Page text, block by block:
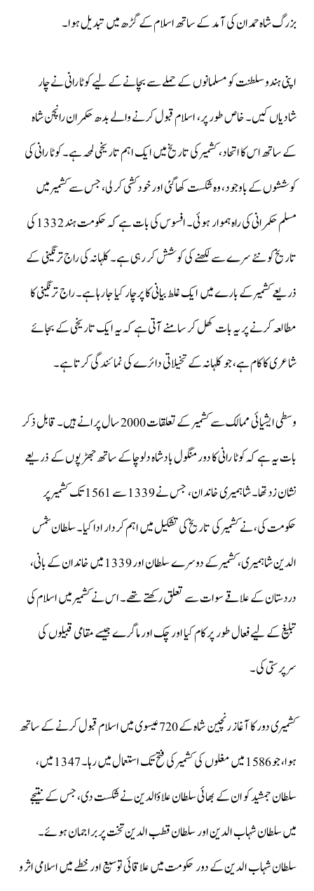
بزرگ شاہ حمدان کی آمد کے ساتھ اسلام کے گڑھ میں تبدیل ہوا۔
اپنی ہندو سلطنت کو مسلمانوں کے حملے سے بچانے کے لیے کوٹا رانی نے چار
شادیاں کیں۔ خاص طور پر، اسلام قبول کرنے والے بدھ حکمران رانچن شاہ
کے ساتھ اس کا اتحاد، کشمیر کی تاریخ میں ایک اہم تاریخی لمحہ ہے۔ کوٹا رانی کی
کوششوں کے باوجود، وہ شکست کھا گئی اور خودکشی کر لی، جس سے کشمیر میں
مسلم حکمرانی کی راہ ہموار ہوئی۔ افسوس کی بات ہے کہ حکومت ہند 1332 کی
تاریخ کو نئے سرے سے لکھنے کی کوشش کر رہی ہے۔ کلہانہ کی راج ترنگینی کے
ذریعے کشمیر کے بارے میں ایک غلط بیانی کا پرچار کیا جا رہا ہے۔ راج ترنگینی کا
مطالعہ کرنے پر یہ بات کھل کر سامنے آتی ہے کہ یہ ایک تاریخی کے بجائے
شاعری کا کام ہے، جو کلہانہ کے تخیلاتی دائرے کی نمائندگی کرتا ہے۔
وسطی ایشیائی ممالک سے کشمیر کے تعلقات 2000 سال پرانے ہیں۔ قابل ذکر
بات یہ ہے کہ کوٹا رانی کا دور منگول بادشاہ دلوچا کے ساتھ جھڑپوں کے ذریعے
نشان زد تھا۔ شاہمیری خاندان، جس نے 1339 سے 1561 تک کشمیر پر
حکومت کی، نے کشمیر کی تاریخ کی تشکیل میں اہم کردار ادا کیا۔ سلطان شمس
الدین شاہمیری، کشمیر کے دوسرے سلطان اور 1339 میں خاندان کے بانی،
دردستان کے علاقے سوات سے تعلق رکھتے تھے۔ اس نے کشمیر میں اسلام کی
تبلیغ کے لیے فعال طور پر کام کیا اور چک اور ماگرے جیسے مقامی قبیلوں کی
سرپرستی کی۔
کشمیری دور کا آغاز رنچین شاہ کے 720 عیسوی میں اسلام قبول کرنے کے ساتھ
ہوا، جو 1586 میں مغلوں کی کشمیر کی فتح تک استعمال میں رہا۔ 1347 میں،
سلطان جمشید کو ان کے بھائی سلطان علاؤالدین نے شکست دی، جس کے نتیجے
میں سلطان شہاب الدین اور سلطان قطب الدین تخت پر براجمان ہوئے۔
سلطان شہاب الدین کے دور حکومت میں علاقائی توسیع اور خطے میں اسلامی اثر و